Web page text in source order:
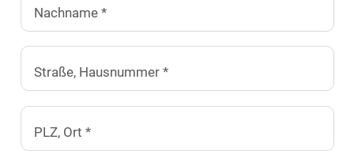
Nachname *
Straße, Hausnummer *
PLZ, Ort *